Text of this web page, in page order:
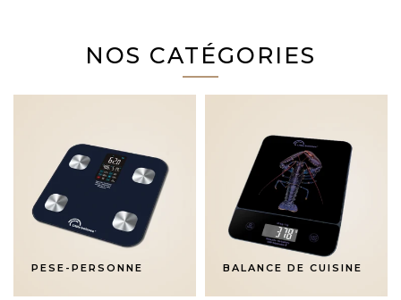
NOS CATÉGORIES
PESE-PERSONNE BALANCE DE CUISINE